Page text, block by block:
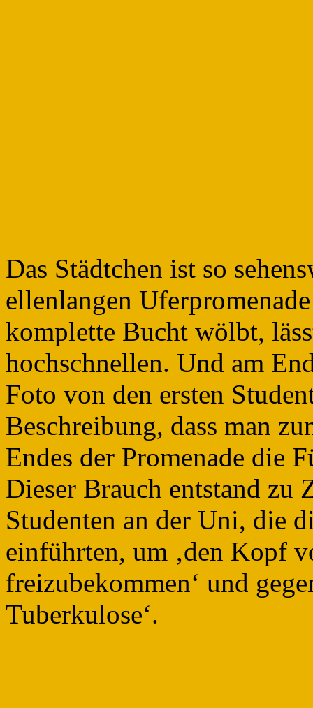
Das Städtchen ist so
ellenlangen
komplette Bucht wölbt,
hochschnellen. Und am
Foto von den ersten
Beschreibung, dass man
Endes der Promenade die
Dieser Brauch entstand zu
Studenten an der Uni, die
einführten, um ‚den Kopf
freizubekommen‘ und
Tuberkulose‘.